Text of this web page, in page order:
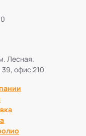
Лесная.
офис 210